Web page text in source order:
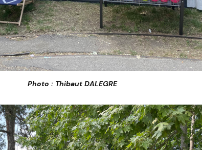
Photo : Thibaut DALEGRE